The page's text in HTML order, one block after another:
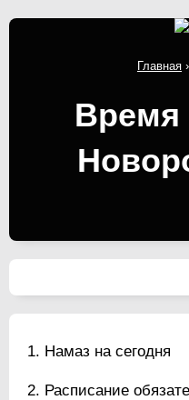
Главная ›
Время
Намаз на сегодня
Расписание